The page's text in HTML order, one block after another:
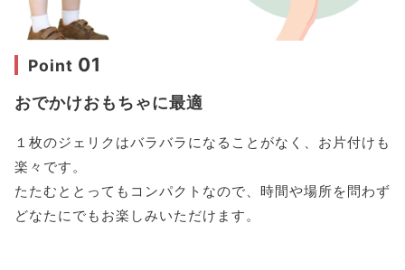
Point 01
おでかけおもちゃに最適
１枚のジェリクはバラバラになることがなく、お片付けも
楽々です。
たたむととってもコンパクトなので、時間や場所を問わず
どなたにでもお楽しみいただけます。